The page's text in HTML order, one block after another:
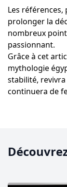
Les
prolonger la
nombreux
passionnant.
Grâce à cet
mythologie
stabilité,
continuera de